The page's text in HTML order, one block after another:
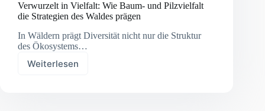
Verwurzelt in Vielfalt: Wie Baum- und Pilzvielfalt
die Strategien des Waldes prägen
In Wäldern prägt Diversität nicht nur die Struktur
des Ökosystems…
Weiterlesen
Verwurzelt